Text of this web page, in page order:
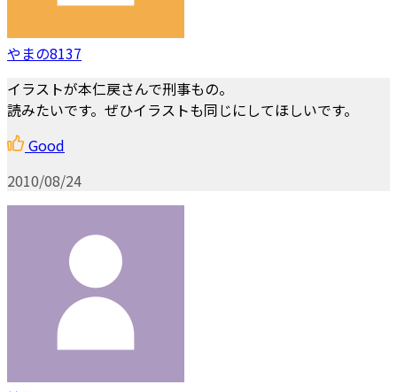
やまの8137
イラストが本仁戻さんで刑事もの。
読みたいです。ぜひイラストも同じにしてほしいです。
Good
2010/08/24